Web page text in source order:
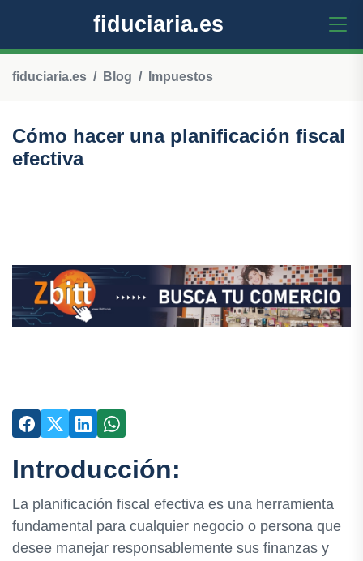
fiduciaria.es
fiduciaria.es Blog Impuestos
Cómo hacer una planificación fiscal
efectiva
Introducción:
La planificación fiscal efectiva es una herramienta
fundamental para cualquier negocio o persona que
desee manejar responsablemente sus finanzas y